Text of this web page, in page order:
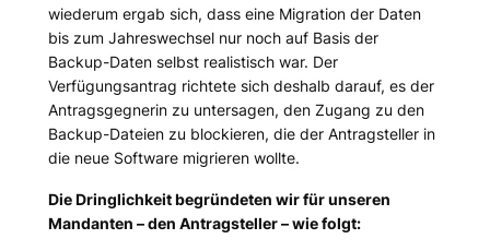
wiederum ergab sich, dass eine Migration der Daten
bis zum Jahreswechsel nur noch auf Basis der
Backup-Daten selbst realistisch war. Der
Verfügungsantrag richtete sich deshalb darauf, es der
Antragsgegnerin zu untersagen, den Zugang zu den
Backup-Dateien zu blockieren, die der Antragsteller in
die neue Software migrieren wollte.
Die Dringlichkeit begründeten wir für unseren
Mandanten – den Antragsteller – wie folgt: